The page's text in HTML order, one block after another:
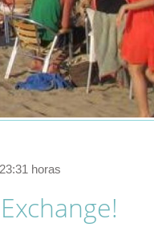
horas